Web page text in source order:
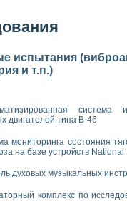
испытания
и т.п.)
система
двигателей типа В-46
мониторинга состояния
на базе устройств
духовых музыкальных
комплекс по